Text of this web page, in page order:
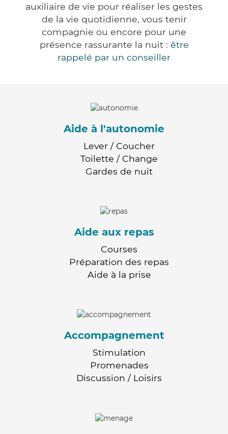
auxiliaire de vie pour réaliser les gestes
de la vie quotidienne, vous tenir
compagnie ou encore pour une
présence rassurante la nuit : être
rappelé par un conseiller
Aide à l'autonomie
Lever / Coucher
Toilette / Change
Gardes de nuit
Aide aux repas
Courses
Préparation des repas
Aide à la prise
Accompagnement
Stimulation
Promenades
Discussion / Loisirs